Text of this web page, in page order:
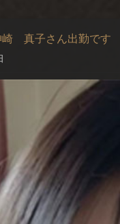
崎 真子さん出勤です